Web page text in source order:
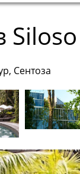
Сентоза